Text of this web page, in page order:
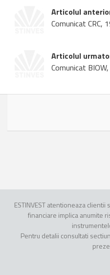
Articolul
Comunicat CRC,
Articolul
Comunicat
ESTINVEST atentioneaza
financiare implica anumite
Pentru detalii consultati